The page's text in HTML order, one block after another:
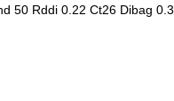
50 Rddi 0.22 Ct26 Dibag